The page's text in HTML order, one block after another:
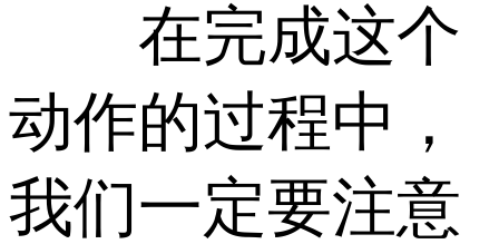
在完成这个
动作的过程中，
我们一定要注意